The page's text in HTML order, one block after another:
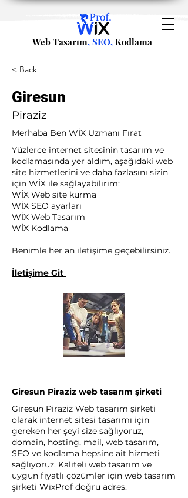
Web Tasarım, SEO, Kodlama
< Back
Giresun
Piraziz
Merhaba Ben WİX Uzmanı Fırat
Yüzlerce internet sitesinin tasarım ve
kodlamasında yer aldım, aşağıdaki web
site hizmetlerini ve daha fazlasını sizin
için WİX ile sağlayabilirim:​ ​
WİX Web site kurma
WİX SEO ayarları
WİX Web Tasarım
WİX Kodlama ​
Benimle her an iletişime geçebilirsiniz.
İletişime Git
Giresun Piraziz web tasarım şirketi
Giresun Piraziz Web tasarım şirketi
olarak internet sitesi tasarımı için
gereken her şeyi size sağlıyoruz,
domain, hosting, mail, web tasarım,
SEO ve kodlama hepsine ait hizmeti
sağlıyoruz. Kaliteli web tasarım ve
uygun fiyatlı çözümler için web tasarım
şirketi WixProf doğru adres.